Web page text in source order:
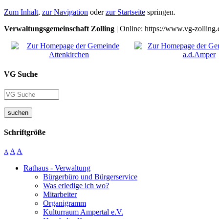
Zum Inhalt, zur Navigation oderzur Startseite springen.
Verwaltungsgemeinschaft Zolling | Online: https://www.vg-
VG Suche
suchen
Schriftgröße
A A A
Rathaus - Verwaltung
Bürgerbüro und Bürgerservice
Was erledige ich wo?
Mitarbeiter
Organigramm
Kulturraum Ampertal e.V.